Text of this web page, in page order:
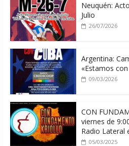
Neuquén:
Julio
26/07/2026
Argentina:
«Estamos
09/03/2026
CON
viernes de
Radio Lateral
05/03/2025